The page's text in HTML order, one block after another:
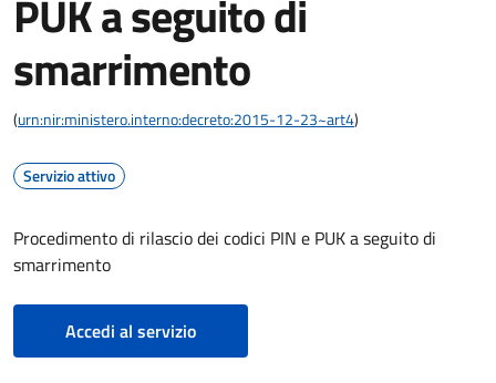
PUK a seguito di
smarrimento
(urn:nir:ministero.interno:decreto:2015-12-23~art4)
Servizio attivo
Procedimento di rilascio dei codici PIN e PUK a seguito di
smarrimento
Accedi al servizio